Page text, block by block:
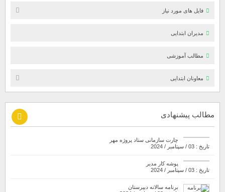
فایل های مورد نیاز
مدیران ابتدایی
مطالب آموزشی
معاونان ابتدایی
مطالب پیشنهادی
چارت سازمانی ستاد پروژه مهر
تاریخ : 03 / سپتامبر / 2024
پوشه کار مدیر
تاریخ : 03 / سپتامبر / 2024
برنامه سالانه دبیرستان